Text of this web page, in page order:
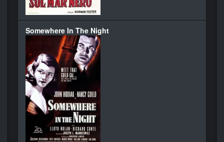
Somewhere In The Night